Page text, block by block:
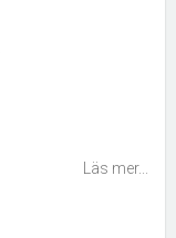
Läs mer...